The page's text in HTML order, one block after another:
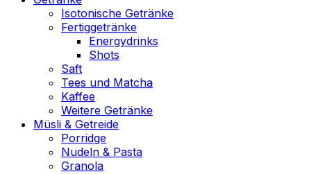
Isotonische Getränke
Fertiggetränke
Energydrinks
Shots
Saft
Tees und Matcha
Kaffee
Weitere Getränke
Müsli & Getreide
Porridge
Nudeln & Pasta
Granola